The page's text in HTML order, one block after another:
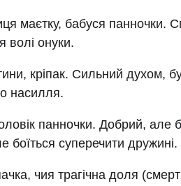
маєтку, бабуся панночки.
волі онуки.
кріпак. Сильний духом,
насилля.
панночки. Добрий, але
боїться суперечити дружині.
чия трагічна доля